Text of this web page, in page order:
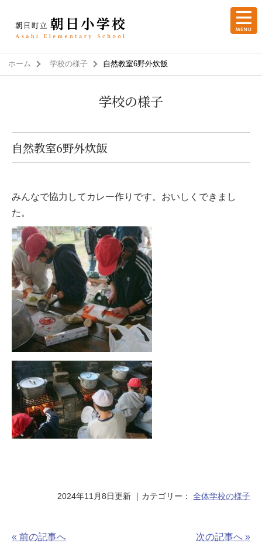
ホーム 学校の様子 自然教室6野外炊飯
学校の様子
自然教室6野外炊飯
みんなで協力してカレー作りです。おいしくできまし
た。
2024年11月8日更新 ｜カテゴリー： 全体学校の様子
« 前の記事へ 次の記事へ »